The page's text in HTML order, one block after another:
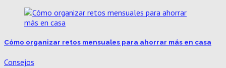
Cómo organizar retos mensuales para ahorrar más en casa
Consejos